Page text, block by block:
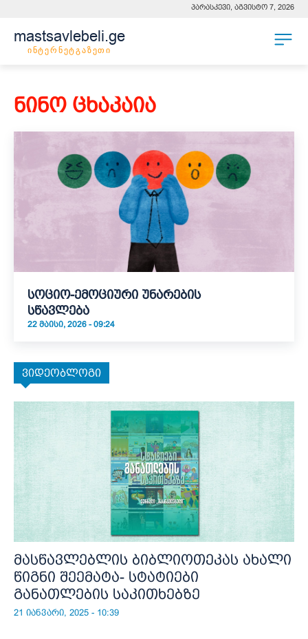
პარასკევი, აგვისტო 7, 2026
mastsavlebeli.ge
ინტერნეტგაზეთი
ნინო ცხაკაია
სოციო-ემოციური უნარების
სწავლება
22 ᲛᲐᲘᲡᲘ, 2026 - 09:24
ვიდეობლოგი
მასწავლებლის ბიბლიოთეკას ახალი
წიგნი შეემატა- სტატიები
განათლების საკითხებზე
21 იანვარი, 2025 - 10:39